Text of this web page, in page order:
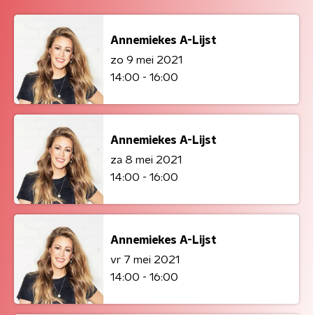
Annemiekes A-Lijst
zo 9 mei 2021
14:00 - 16:00
Annemiekes A-Lijst
za 8 mei 2021
14:00 - 16:00
Annemiekes A-Lijst
vr 7 mei 2021
14:00 - 16:00